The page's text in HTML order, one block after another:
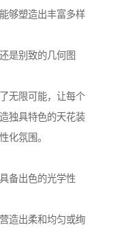
够塑造出丰富多样
是别致的几何图
无限可能，让每个
独具特色的天花装
化氛围。
备出色的光学性
造出柔和均匀或绚